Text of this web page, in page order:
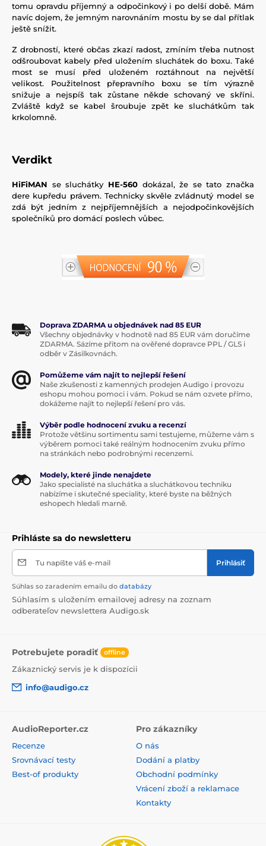
tomu opravdu příjemný a odpočinkový i po delší době. Mám
navíc dojem, že jemným narovnáním mostu by se dal přítlak
ještě snížit.
Z drobností, které občas zkazí radost, zmíním třeba nutnost
odšroubovat kabely před uložením sluchátek do boxu. Také
most se musí před uloženém roztáhnout na největší
velikost. Použitelnost přepravního boxu se tím výrazně
snižuje a nejspíš tak zůstane někde schovaný ve skříni.
Zvláště když se kabel šroubuje zpět ke sluchátkům tak
krkolomně.
Verdikt
HiFiMAN se sluchátky HE-560dokázal, že se tato značka
dere kupředu právem. Technicky skvěle zvládnutý model se
zdá být jedním z nejpříjemnějších a nejodpočinkovějších
společníků pro domácí poslech vůbec.
Doprava ZDARMA u objednávek nad 85 EUR
Všechny objednávky v hodnotě nad 85 EUR vám doručíme
ZDARMA. Sázíme přitom na ověřené dopravce PPL / GLS i
odběr v Zásilkovnách.
Pomůžeme vám najít to nejlepší řešení
Naše zkušenosti z kamenných prodejen Audigo i provozu
eshopu mohou pomoci i vám. Pokud se nám ozvete přímo,
dokážeme najít to nejlepší řešení pro vás.
Výběr podle hodnocení zvuku a recenzí
Protože většinu sortimentu sami testujeme, můžeme vám s
výběrem pomoci také reálným hodnocením zvuku přímo
na stránkách nebo podrobnými recenzemi.
Modely, které jinde nenajdete
Jako specialisté na sluchátka a sluchátkovou techniku
nabízíme i skutečné speciality, které byste na běžných
eshopech hledali marně.
Prihláste sa do newsletteru
Tu napíšte váš e-mail Prihlásiť
Súhlas so zaradením emailu do databázy
Súhlasím s uložením emailovej adresy na zoznam
odberateľov newslettera Audigo.sk
Potrebujete poradiť offline
Zákaznický servis je k dispozícii
info@audigo.cz
AudioReporter.cz
Recenze
Srovnávací testy
Best-of produkty
Pro zákazníky
O nás
Dodání a platby
Obchodní podmínky
Vrácení zboží a reklamace
Kontakty